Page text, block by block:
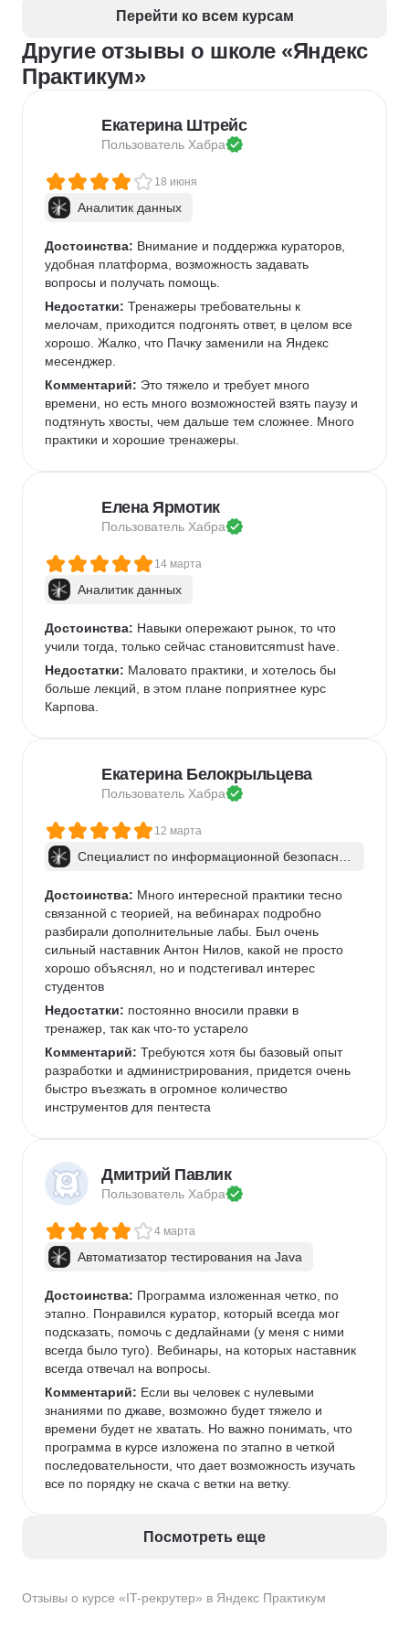
Отзывы о курсе «IT-рекрутер» в Яндекс Практикум
Управление персоналом
Employee Journey Map
Подбор специалистов
Перейти ко всем курсам
Другие отзывы о школе «Яндекс
Практикум»
Екатерина Штрейс
Пользователь Хабра
18 июня
Аналитик данных
Достоинства: Внимание и поддержка кураторов,
удобная платформа, возможность задавать
вопросы и получать помощь.
Недостатки: Тренажеры требовательны к
мелочам, приходится подгонять ответ, в целом все
хорошо. Жалко, что Пачку заменили на Яндекс
месенджер.
Комментарий: Это тяжело и требует много
времени, но есть много возможностей взять паузу и
подтянуть хвосты, чем дальше тем сложнее. Много
практики и хорошие тренажеры.
Елена Ярмотик
Пользователь Хабра
14 марта
Аналитик данных
Достоинства: Навыки опережают рынок, то что
учили тогда, только сейчас становитсяmust have.
Недостатки: Маловато практики, и хотелось бы
больше лекций, в этом плане поприятнее курс
Карпова.
Екатерина Белокрыльцева
Пользователь Хабра
12 марта
Специалист по информационной безопаснос
Достоинства: Много интересной практики тесно
связанной с теорией, на вебинарах подробно
разбирали дополнительные лабы. Был очень
сильный наставник Антон Нилов, какой не просто
хорошо объяснял, но и подстегивал интерес
студентов
Недостатки: постоянно вносили правки в
тренажер, так как что-то устарело
Комментарий: Требуются хотя бы базовый опыт
разработки и администрирования, придется очень
быстро въезжать в огромное количество
инструментов для пентеста
Дмитрий Павлик
Пользователь Хабра
4 марта
Автоматизатор тестирования на Java
Достоинства: Программа изложенная четко, по
этапно. Понравился куратор, который всегда мог
подсказать, помочь с дедлайнами (у меня с ними
всегда было туго). Вебинары, на которых наставник
всегда отвечал на вопросы.
Комментарий: Если вы человек с нулевыми
знаниями по джаве, возможно будет тяжело и
времени будет не хватать. Но важно понимать, что
программа в курсе изложена по этапно в четкой
последовательности, что дает возможность изучать
все по порядку не скача с ветки на ветку.
Посмотреть еще